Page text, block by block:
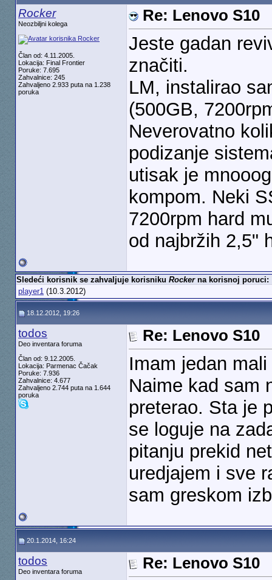
Rocker
Neozbiljni kolega
Član od: 4.11.2005.
Lokacija: Final Frontier
Poruke: 7.695
Zahvalnice: 245
Zahvaljeno 2.933 puta na 1.238
poruka
Re: Lenovo S10
Jeste gadan
značiti.
LM, instalirao
(500GB,
Neverovatno
podizanje
utisak je
kompom. Neki
7200rpm hard
od najbržih 2,5"
Sledeći korisnik se zahvaljuje korisniku Rockerna korisnoj poruci:
player1(10.3.2012)
18.12.2012, 19:26
todos
Deo inventara foruma
Član od: 9.12.2005.
Lokacija: Parmenac Čačak
Poruke: 7.936
Zahvalnice: 4.677
Zahvaljeno 2.744 puta na 1.644
poruka
Re: Lenovo S10
Imam jedan
Naime kad sam
preterao. Sta je
se loguje na
pitanju prekid
uredjajem i sve
sam greskom
20.1.2014, 16:24
todos
Deo inventara foruma
Re: Lenovo S10